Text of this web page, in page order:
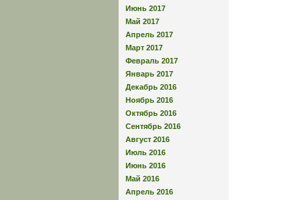
Июнь 2017
Май 2017
Апрель 2017
Март 2017
Февраль 2017
Январь 2017
Декабрь 2016
Ноябрь 2016
Октябрь 2016
Сентябрь 2016
Август 2016
Июль 2016
Июнь 2016
Май 2016
Апрель 2016